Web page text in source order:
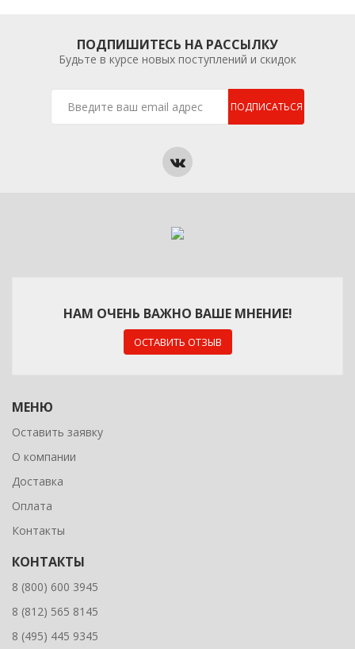
ПОДПИШИТЕСЬ НА РАССЫЛКУ
Будьте в курсе новых поступлений и скидок
ПОДПИСАТЬСЯ
НАМ ОЧЕНЬ ВАЖНО ВАШЕ МНЕНИЕ!
ОСТАВИТЬ ОТЗЫВ
МЕНЮ
Оставить заявку
О компании
Доставка
Оплата
Контакты
КОНТАКТЫ
8 (800) 600 3945
8 (812) 565 8145
8 (495) 445 9345